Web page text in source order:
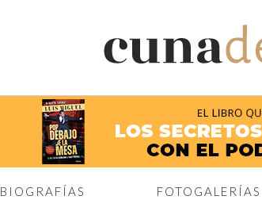
BIOGRAFÍAS FOTOGALERÍAS